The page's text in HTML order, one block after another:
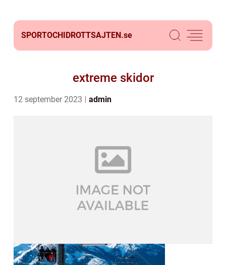
SPORTOCHIDROTTSAJTEN.se
extreme skidor
12 september 2023 admin